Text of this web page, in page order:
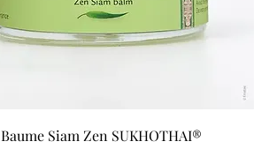
Baume Siam Zen SUKHOTHAI®